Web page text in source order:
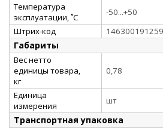
Температура
эксплуатации, ˚С
-50...+50
Штрих-код
Габариты
Вес нетто
единицы товара,
кг
0,78
Единица
измерения
шт
Транспортная упаковка